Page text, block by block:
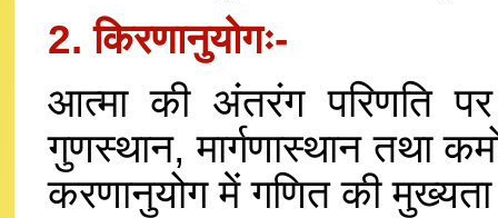
2. किरणानुयोगः-
आत्मा की अंतरंग परिणति
गुणस्थान, मार्गणास्थान तथा
करणानुयोग में गणित की